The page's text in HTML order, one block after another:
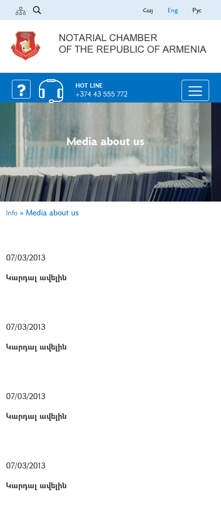
Հայ Eng Рус
HOT LINE
+374 43 555 772
Media about us
Info » Media about us
07/03/2013
Կարդալ ավելին
07/03/2013
Կարդալ ավելին
07/03/2013
Կարդալ ավելին
07/03/2013
Կարդալ ավելին